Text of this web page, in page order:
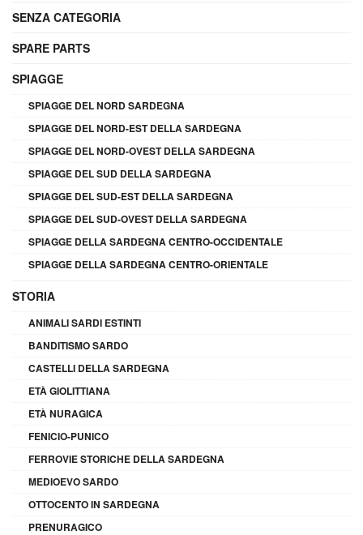
SENZA CATEGORIA
SPARE PARTS
SPIAGGE
SPIAGGE DEL NORD SARDEGNA
SPIAGGE DEL NORD-EST DELLA SARDEGNA
SPIAGGE DEL NORD-OVEST DELLA SARDEGNA
SPIAGGE DEL SUD DELLA SARDEGNA
SPIAGGE DEL SUD-EST DELLA SARDEGNA
SPIAGGE DEL SUD-OVEST DELLA SARDEGNA
SPIAGGE DELLA SARDEGNA CENTRO-OCCIDENTALE
SPIAGGE DELLA SARDEGNA CENTRO-ORIENTALE
STORIA
ANIMALI SARDI ESTINTI
BANDITISMO SARDO
CASTELLI DELLA SARDEGNA
ETÀ GIOLITTIANA
ETÀ NURAGICA
FENICIO-PUNICO
FERROVIE STORICHE DELLA SARDEGNA
MEDIOEVO SARDO
OTTOCENTO IN SARDEGNA
PRENURAGICO